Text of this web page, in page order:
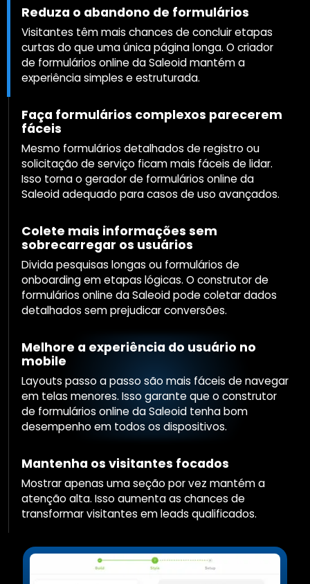
Reduza o abandono de formulários
Visitantes têm mais chances de concluir etapas
curtas do que uma única página longa. O criador
de formulários online da Saleoid mantém a
experiência simples e estruturada.
Faça formulários complexos parecerem
fáceis
Mesmo formulários detalhados de registro ou
solicitação de serviço ficam mais fáceis de lidar.
Isso torna o gerador de formulários online da
Saleoid adequado para casos de uso avançados.
Colete mais informações sem
sobrecarregar os usuários
Divida pesquisas longas ou formulários de
onboarding em etapas lógicas. O construtor de
formulários online da Saleoid pode coletar dados
detalhados sem prejudicar conversões.
Melhore a experiência do usuário no
mobile
Layouts passo a passo são mais fáceis de navegar
em telas menores. Isso garante que o construtor
de formulários online da Saleoid tenha bom
desempenho em todos os dispositivos.
Mantenha os visitantes focados
Mostrar apenas uma seção por vez mantém a
atenção alta. Isso aumenta as chances de
transformar visitantes em leads qualificados.